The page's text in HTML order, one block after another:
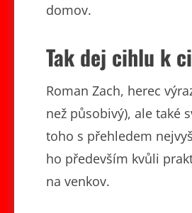
domov.
Tak dej cihlu k
Roman Zach, herec
než působivý), ale také
toho s přehledem
ho především kvůli
na venkov.